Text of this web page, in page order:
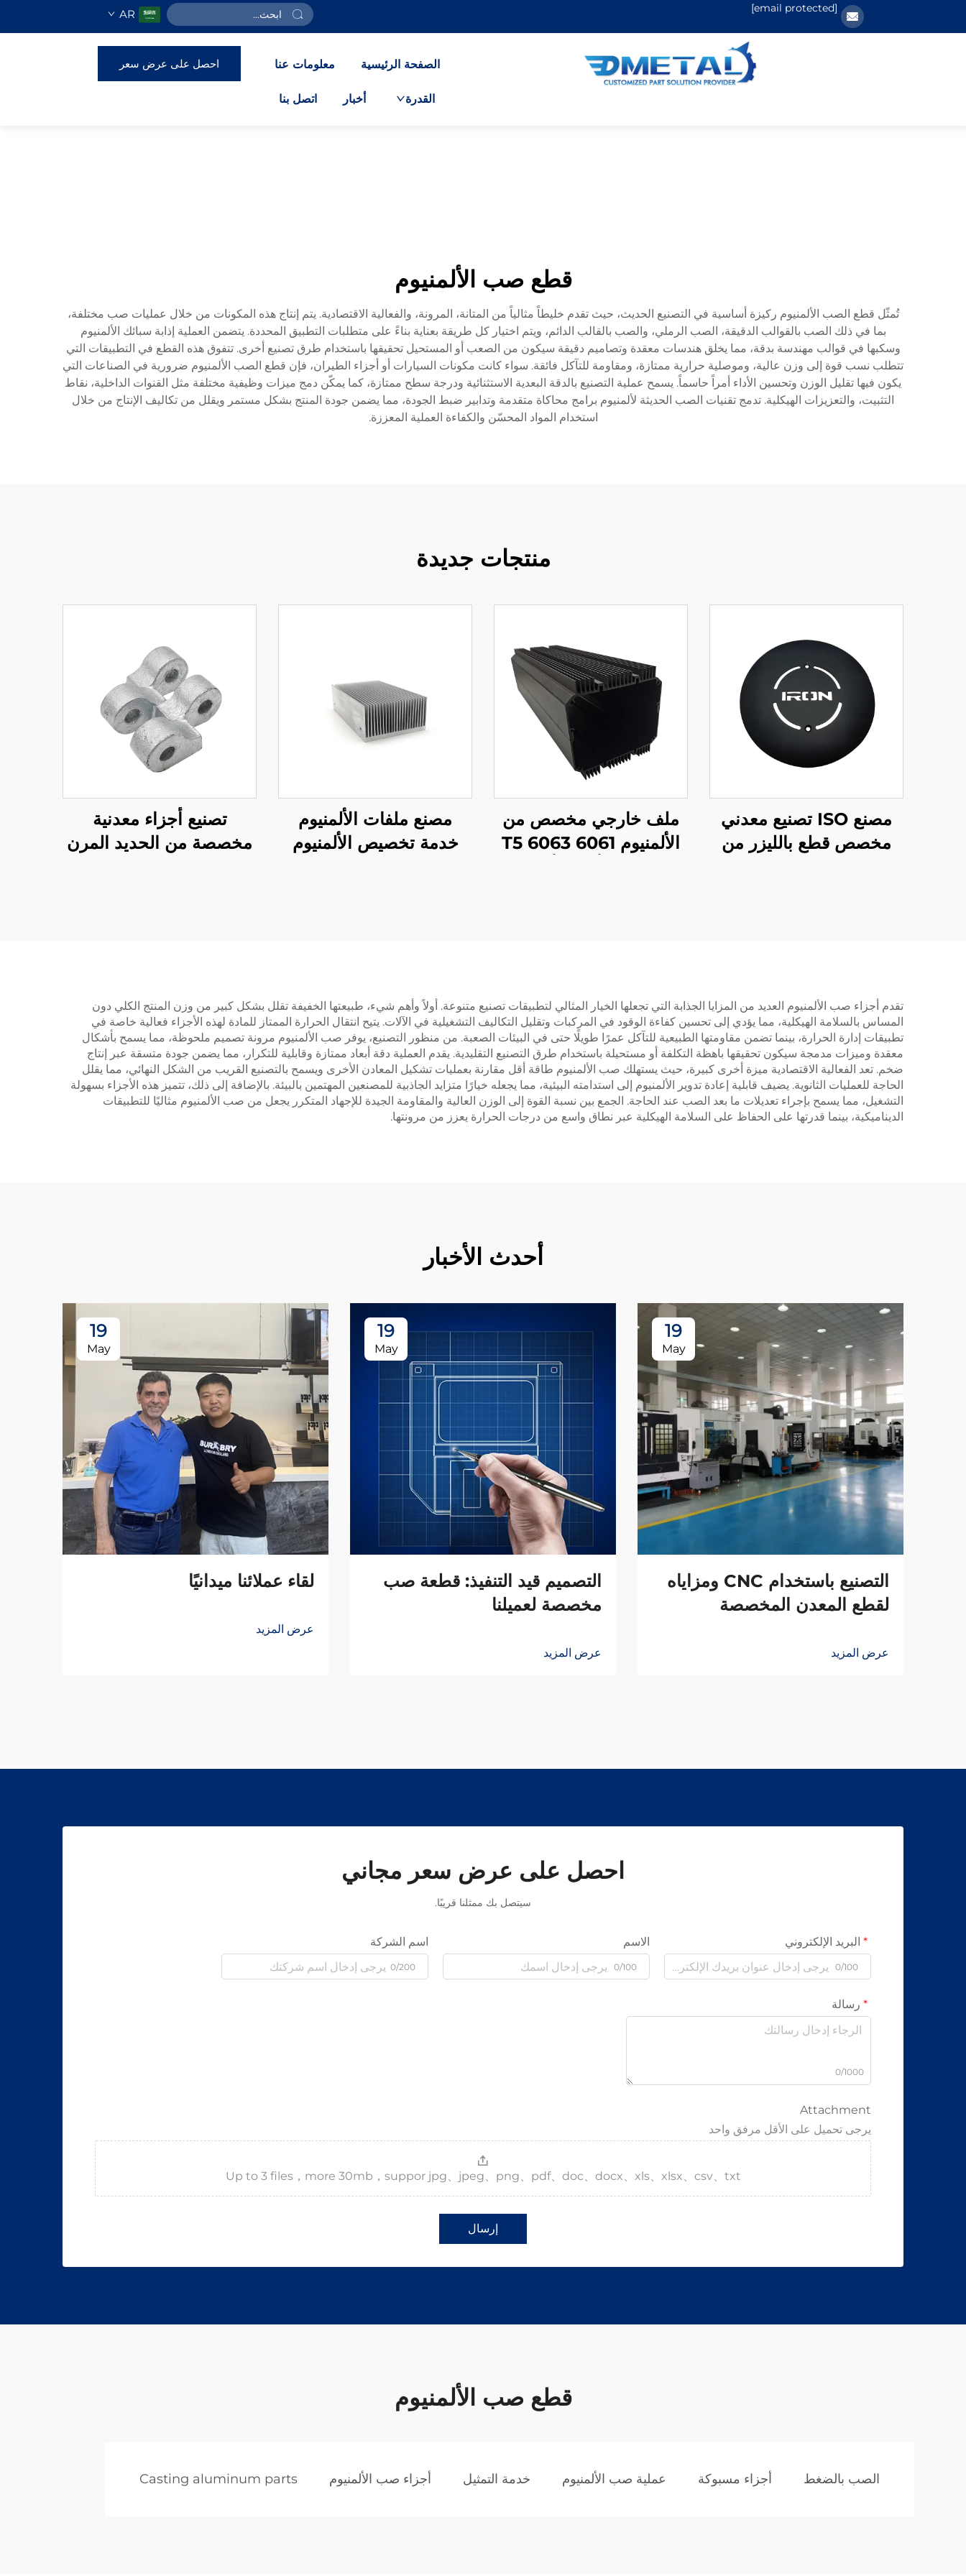
[email protected]
AR
الصفحة الرئيسية معلومات عنا
القدرة أخبار اتصل بنا
احصل على عرض سعر
قطع صب الألمنيوم
تُمثّل قطع الصب الألمنيوم ركيزة أساسية في التصنيع الحديث، حيث تقدم خليطاً مثالياً من المتانة، المرونة، والفعالية الاقتصادية. يتم إنتاج هذه المكونات من خلال عمليات صب مختلفة،
بما في ذلك الصب بالقوالب الدقيقة، الصب الرملي، والصب بالقالب الدائم، ويتم اختيار كل طريقة بعناية بناءً على متطلبات التطبيق المحددة. يتضمن العملية إذابة سبائك الألمنيوم
وسكبها في قوالب مهندسة بدقة، مما يخلق هندسات معقدة وتصاميم دقيقة سيكون من الصعب أو المستحيل تحقيقها باستخدام طرق تصنيع أخرى. تتفوق هذه القطع في التطبيقات التي
تتطلب نسب قوة إلى وزن عالية، وموصلية حرارية ممتازة، ومقاومة للتآكل فائقة. سواء كانت مكونات السيارات أو أجزاء الطيران، فإن قطع الصب الألمنيوم ضرورية في الصناعات التي
يكون فيها تقليل الوزن وتحسين الأداء أمراً حاسماً. يسمح عملية التصنيع بالدقة البعدية الاستثنائية ودرجة سطح ممتازة، كما يمكّن دمج ميزات وظيفية مختلفة مثل القنوات الداخلية، نقاط
التثبيت، والتعزيزات الهيكلية. تدمج تقنيات الصب الحديثة لألمنيوم برامج محاكاة متقدمة وتدابير ضبط الجودة، مما يضمن جودة المنتج بشكل مستمر ويقلل من تكاليف الإنتاج من خلال
استخدام المواد المحسّن والكفاءة العملية المعززة.
منتجات جديدة
مصنع ISO تصنيع معدني
مخصص قطع بالليزر من
ملف خارجي مخصص من
الألمنيوم 6061 6063 T5
مصنع ملفات الألمنيوم
خدمة تخصيص الألمنيوم
تصنيع أجزاء معدنية
مخصصة من الحديد المرن
تقدم أجزاء صب الألمنيوم العديد من المزايا الجذابة التي تجعلها الخيار المثالي لتطبيقات تصنيع متنوعة. أولاً وأهم شيء، طبيعتها الخفيفة تقلل بشكل كبير من وزن المنتج الكلي دون
المساس بالسلامة الهيكلية، مما يؤدي إلى تحسين كفاءة الوقود في المركبات وتقليل التكاليف التشغيلية في الآلات. يتيح انتقال الحرارة الممتاز للمادة لهذه الأجزاء فعالية خاصة في
تطبيقات إدارة الحرارة، بينما تضمن مقاومتها الطبيعية للتآكل عمرًا طويلًا حتى في البيئات الصعبة. من منظور التصنيع، يوفر صب الألمنيوم مرونة تصميم ملحوظة، مما يسمح بأشكال
معقدة وميزات مدمجة سيكون تحقيقها باهظة التكلفة أو مستحيلة باستخدام طرق التصنيع التقليدية. يقدم العملية دقة أبعاد ممتازة وقابلية للتكرار، مما يضمن جودة متسقة عبر إنتاج
ضخم. تعد الفعالية الاقتصادية ميزة أخرى كبيرة، حيث يستهلك صب الألمنيوم طاقة أقل مقارنة بعمليات تشكيل المعادن الأخرى ويسمح بالتصنيع القريب من الشكل النهائي، مما يقلل
الحاجة للعمليات الثانوية. يضيف قابلية إعادة تدوير الألمنيوم إلى استدامته البيئية، مما يجعله خيارًا متزايد الجاذبية للمصنعين المهتمين بالبيئة. بالإضافة إلى ذلك، تتميز هذه الأجزاء بسهولة
التشغيل، مما يسمح بإجراء تعديلات ما بعد الصب عند الحاجة. الجمع بين نسبة القوة إلى الوزن العالية والمقاومة الجيدة للإجهاد المتكرر يجعل من صب الألمنيوم مثاليًا للتطبيقات
الديناميكية، بينما قدرتها على الحفاظ على السلامة الهيكلية عبر نطاق واسع من درجات الحرارة يعزز من مرونتها.
أحدث الأخبار
19
May
التصنيع باستخدام CNC ومزاياه
لقطع المعدن المخصصة
عرض المزيد
19
May
التصميم قيد التنفيذ: قطعة صب
مخصصة لعميلنا
عرض المزيد
19
May
لقاء عملائنا ميدانيًا
عرض المزيد
احصل على عرض سعر مجاني
سيتصل بك ممثلنا قريبًا.
البريد الإلكتروني
0/100
الاسم
0/100
اسم الشركة
0/200
رسالة
0/1000
Attachment
يرجى تحميل على الأقل مرفق واحد
Up to 3 files，more 30mb，suppor jpg、jpeg、png、pdf、doc、docx、xls、xlsx、csv、txt
إرسال
قطع صب الألمنيوم
الصب بالضغط أجزاء مسبوكة عملية صب الألمنيوم خدمة التمثيل أجزاء صب الألمنيوم Casting aluminum parts